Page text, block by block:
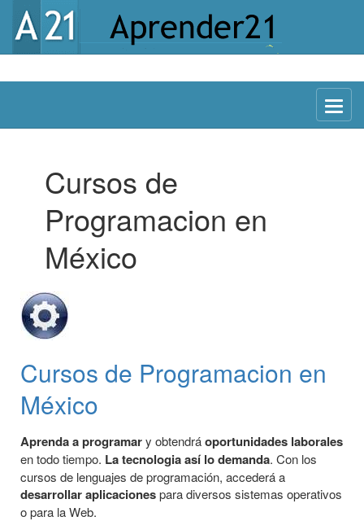
Menu
Cursos de
Programacion en
México
Cursos de Programacion en
México
Aprenda a programary obtendráoportunidades laborales
en todo tiempo. La tecnologia así lo demanda. Con los
cursos de lenguajes de programación, accederá a
desarrollar aplicacionespara diversos sistemas operativos
o para la Web.